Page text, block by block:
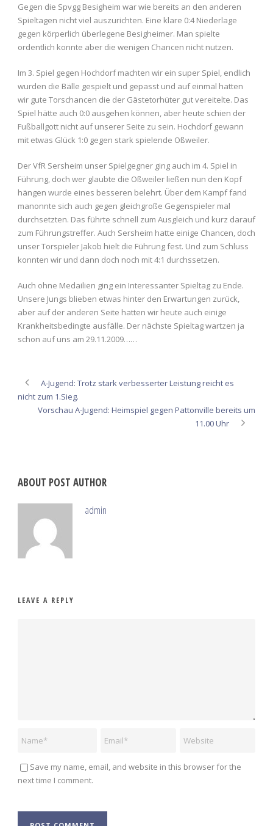
Gegen die Spvgg Besigheim war wie bereits an den anderen
Spieltagen nicht viel auszurichten. Eine klare 0:4 Niederlage
gegen körperlich überlegene Besigheimer. Man spielte
ordentlich konnte aber die wenigen Chancen nicht nutzen.
Im 3. Spiel gegen Hochdorf machten wir ein super Spiel, endlich
wurden die Bälle gespielt und gepasst und auf einmal hatten
wir gute Torschancen die der Gästetorhüter gut vereitelte. Das
Spiel hätte auch 0:0 ausgehen können, aber heute schien der
Fußballgott nicht auf unserer Seite zu sein. Hochdorf gewann
mit etwas Glück 1:0 gegen stark spielende Oßweiler.
Der VfR Sersheim unser Spielgegner ging auch im 4. Spiel in
Führung, doch wer glaubte die Oßweiler ließen nun den Kopf
hängen wurde eines besseren belehrt. Über dem Kampf fand
manonnte sich auch gegen gleichgroße Gegenspieler mal
durchsetzten. Das führte schnell zum Ausgleich und kurz darauf
zum Führungstreffer. Auch Sersheim hatte einige Chancen, doch
unser Torspieler Jakob hielt die Führung fest. Und zum Schluss
konnten wir und dann doch noch mit 4:1 durchssetzen.
Auch ohne Medailien ging ein Interessanter Spieltag zu Ende.
Unsere Jungs blieben etwas hinter den Erwartungen zurück,
aber auf der anderen Seite hatten wir heute auch einige
Krankheitsbedingte ausfälle. Der nächste Spieltag wartzen ja
schon auf uns am 29.11.2009……
A-Jugend: Trotz stark verbesserter Leistung reicht es
nicht zum 1.Sieg.
Vorschau A-Jugend: Heimspiel gegen Pattonville bereits um
11.00 Uhr
ABOUT POST AUTHOR
admin
LEAVE A REPLY
Save my name, email, and website in this browser for the
next time I comment.